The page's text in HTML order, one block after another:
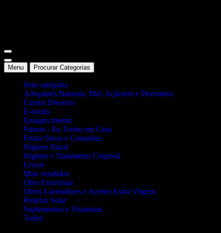
Menu Procurar Categorias
Sem categoria
Adoçantes Naturais, Mel, Açúcares e Derivados
Cursos Diversos
E-books
Emagrecimento
Fitness - Eu Treino em Casa
Frutas Secas e Castanhas
Higiene Bucal
Higiene e Tratamento Corporal
Livros
Mais vendidos
Óleo Essenciais
Óleos Carreadores e Azeites Extra Virgem
Protetor Solar
Suplementos e Vitaminas
Todos